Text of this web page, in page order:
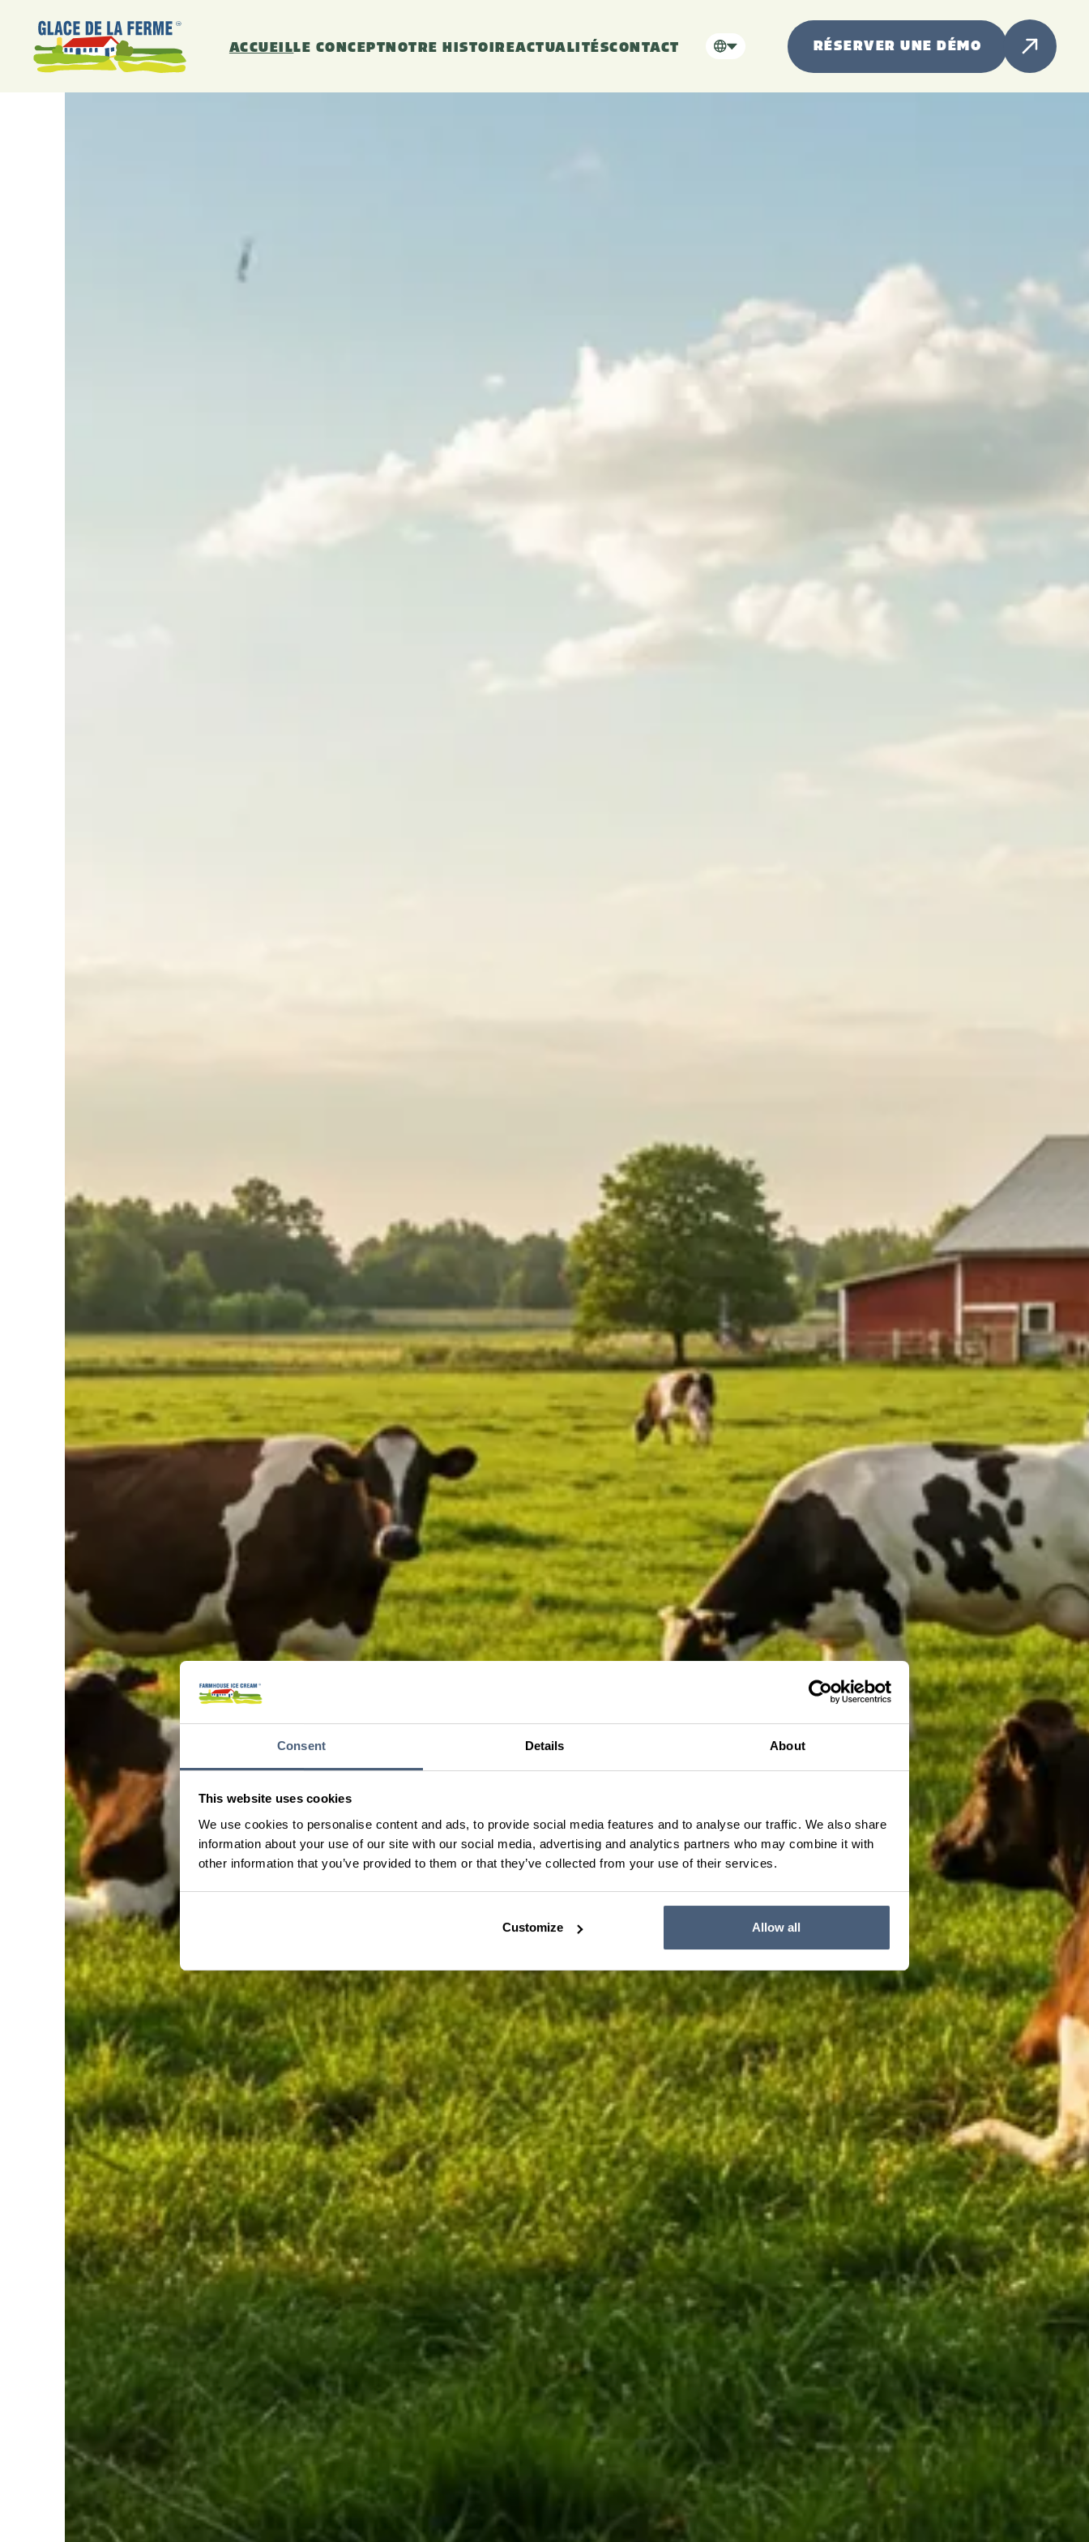
Consent Details About
This website uses cookies
We use cookies to personalise content and ads, to provide social media features and to analyse our traffic. We also share
information about your use of our site with our social media, advertising and analytics partners who may combine it with
other information that you’ve provided to them or that they’ve collected from your use of their services.
Customize Allow all
ACCUEIL LE CONCEPT NOTRE HISTOIREACTUALITÉSCONTACT RÉSERVER UNE DÉMO